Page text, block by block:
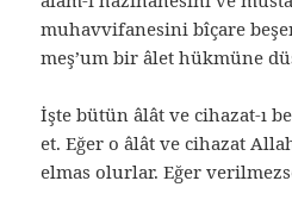
muhavvifanesini bîçare
meş’um bir âlet hükmüne
İşte bütün âlât ve cihazat-ı
et. Eğer o âlât ve cihazat
elmas olurlar. Eğer